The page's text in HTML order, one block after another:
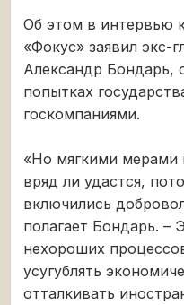
Об этом в интервью
«Фокус» заявил экс-
Александр Бондарь,
попытках
госкомпаниями.
«Но мягкими мерами
вряд ли удастся,
включились
полагает Бондарь. –
нехороших
усугублять
отталкивать